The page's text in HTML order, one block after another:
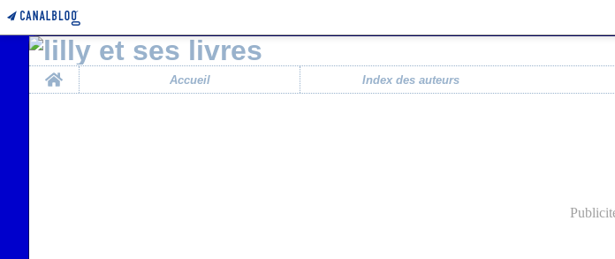
Home
Accueil Index des auteurs